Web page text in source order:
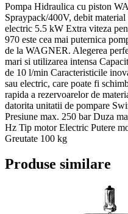
Pompa Hidraulica cu piston
Spraypack/400V, debit
electric 5.5 kW Extra viteza
970 este cea mai puternica
de la WAGNER. Alegerea
mari si utilizarea intensa
de 10 l/min Caracteristicile
sau electric, care poate fi
rapida a rezervoarelor de
datorita unitatii de pompare
Presiune max. 250 bar Duza
Hz Tip motor Electric Putere
Greutate 100 kg
Produse similare